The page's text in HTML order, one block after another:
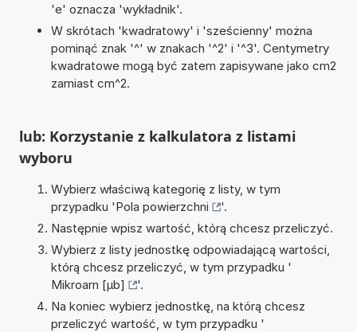
'e' oznacza 'wykładnik'.
W skrótach 'kwadratowy' i 'sześcienny' można
pominąć znak '^' w znakach '^2' i '^3'. Centymetry
kwadratowe mogą być zatem zapisywane jako cm2
zamiast cm^2.
lub: Korzystanie z kalkulatora z listami
wyboru
Wybierz właściwą kategorię z listy, w tym
przypadku 'Pola powierzchni
'.
Następnie wpisz wartość, którą chcesz przeliczyć.
Wybierz z listy jednostkę odpowiadającą wartości,
którą chcesz przeliczyć, w tym przypadku '
Mikroarn [µb]
'.
Na koniec wybierz jednostkę, na którą chcesz
przeliczyć wartość, w tym przypadku '